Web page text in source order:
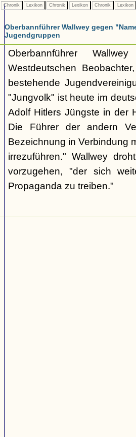
Chronik Lexikon Chronik Lexikon Chronik Lexikon
Oberbannführer Wallwey gegen
Jugendgruppen
Oberbannführer
Westdeutschen
bestehende
"Jungvolk" ist heute im
Adolf Hitlers Jüngste in der
Die Führer der andern
Bezeichnung in Verbindung
irrezuführen." Wallwey
vorzugehen, "der sich
Propaganda zu treiben."